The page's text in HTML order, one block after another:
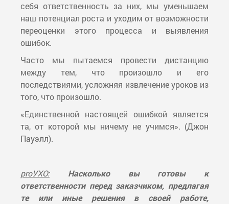
себя ответственность за них, мы уменьшаем
наш потенциал роста и уходим от возможности
переоценки этого процесса и выявления
ошибок.
Часто мы пытаемся провести дистанцию
между тем, что произошло и его
последствиями, усложняя извлечение уроков из
того, что произошло.
«Единственной настоящей ошибкой является
та, от которой мы ничему не учимся». (Джон
Пауэлл).
proУХО:
Насколько вы готовы к
ответственности перед заказчиком, предлагая
те или иные решения в своей работе,